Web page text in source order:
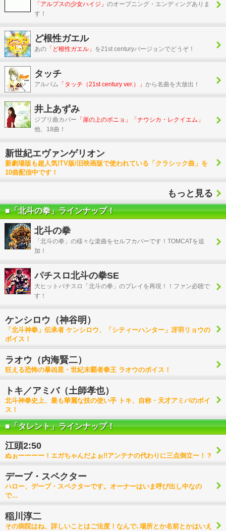
「アルプスの少女ハイジ」 のオープニング・エンディングありま
す！
ど根性ガエル
あの 「ど根性ガエル」 を21st centuryバージョンでどうぞ！
タッチ
アルバム 「タッチ（21st century ver.）」 から名曲を大放出！
井上あずみ
ジブリ曲カバー 「崖の上のポニョ」「ナウシカ・レクイエム」
他、18曲！
新世紀エヴァンゲリオン
新劇場版も超人気!TV版/旧映画版で使われている「クラシック曲」を
10曲配信中です！
もっと見る
■「北斗の拳」ラインナップ！
北斗の拳
「北斗の拳」の様々な楽曲をセルフカバーです！TOMCATを追
加！
パチスロ北斗の拳SE
大ヒットパチスロ「北斗の拳」のプレイを再現！！ファン必聴で
す！
ケンシロウ（神谷明）
「北斗神拳」伝承者 ケンシロウ、「シティーハンター」冴羽リョウの
ボイス！
ラオウ（内海賢二）
狂える恐怖の暴凶星・世紀末覇者拳王 ラオウのボイス！
トキ／アミバ（土師孝也）
北斗神拳史上、最も華麗な技の使い手 トキ、自称・天才アミバのボイ
ス！
■「タレント」ラインナップ！
江頭2:50
ぬぉーーーー！エガちゃんだよぉ!!アンテナの代わりに三点倒立ー！？
デーブ・スペクター
ハロー、デーブ・スペクターです。オーナーはいま呼び出し中なの
で…
稲川淳二
その病院はね、詳しいことはご法度！なんで､場所とか名前とかはいえ